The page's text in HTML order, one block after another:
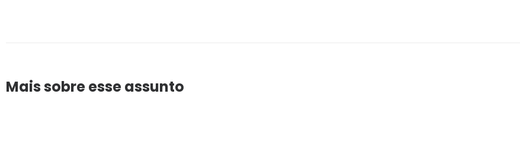
Mais sobre esse assunto